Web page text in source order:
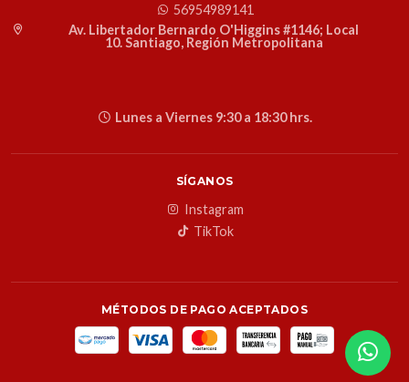
56954989141
Av. Libertador Bernardo O'Higgins #1146; Local
10. Santiago, Región Metropolitana
Lunes a Viernes 9:30 a 18:30 hrs.
SÍGANOS
Instagram
TikTok
MÉTODOS DE PAGO ACEPTADOS